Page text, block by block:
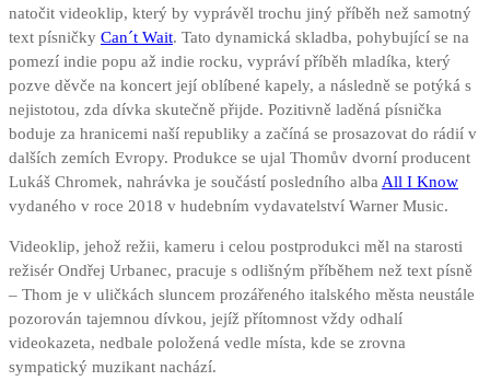
natočit videoklip, který by vyprávěl trochu jiný příběh než samotný
text písničky Can´t Wait. Tato dynamická skladba, pohybující se na
pomezí indie popu až indie rocku, vypráví příběh mladíka, který
pozve děvče na koncert její oblíbené kapely, a následně se potýká s
nejistotou, zda dívka skutečně přijde. Pozitivně laděná písnička
boduje za hranicemi naší republiky a začíná se prosazovat do rádií v
dalších zemích Evropy. Produkce se ujal Thomův dvorní producent
Lukáš Chromek, nahrávka je součástí posledního alba All I Know
vydaného v roce 2018 v hudebním vydavatelství Warner Music.
Videoklip, jehož režii, kameru i celou postprodukci měl na starosti
režisér Ondřej Urbanec, pracuje s odlišným příběhem než text písně
– Thom je v uličkách sluncem prozářeného italského města neustále
pozorován tajemnou dívkou, jejíž přítomnost vždy odhalí
videokazeta, nedbale položená vedle místa, kde se zrovna
sympatický muzikant nachází.